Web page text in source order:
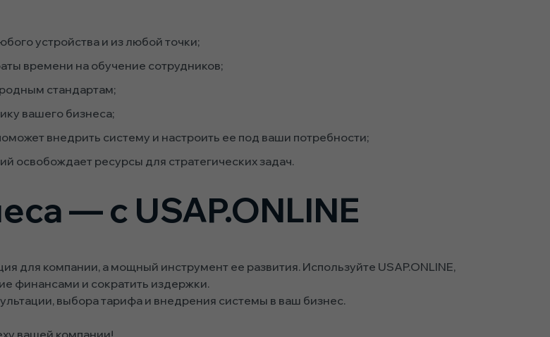
устройства и из любой точки;
времени на обучение сотрудников;
стандартам;
вашего бизнеса;
внедрить систему и настроить ее под ваши потребности;
освобождает ресурсы для стратегических задач.
— с USAP.ONLINE
для компании, а мощный инструмент ее развития. Используйте USAP.ONLINE,
финансами и сократить издержки.
выбора тарифа и внедрения системы в ваш бизнес.